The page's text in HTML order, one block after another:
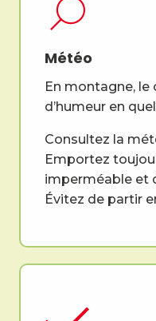
Météo
En montagne, le
d’humeur en
Consultez la
Emportez
imperméable et
Évitez de partir